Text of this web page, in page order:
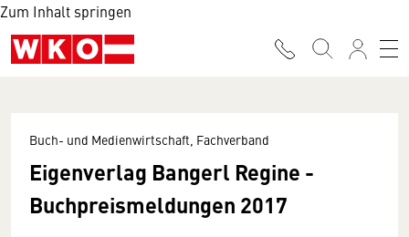
Zum Inhalt springen
Buch- und Medienwirtschaft, Fachverband
Eigenverlag Bangerl Regine -
Buchpreismeldungen 2017